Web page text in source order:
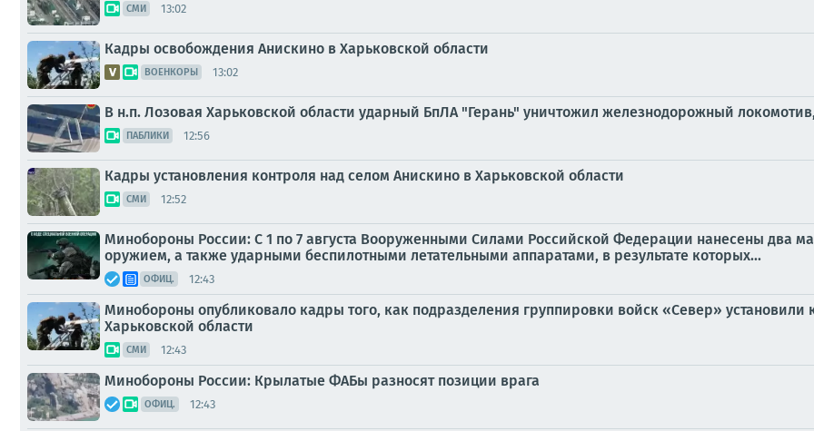
СМИ 13:02
Кадры освобождения Анискино в Харьковской области
ВОЕНКОРЫ 13:02
В н.п. Лозовая Харьковской области ударный БпЛА "Герань" уничтожил железнодорожный
ПАБЛИКИ 12:56
Кадры установления контроля над селом Анискино в Харьковской области
СМИ 12:52
Минобороны России: С 1 по 7 августа Вооруженными Силами Российской Федерации нанесены два
оружием, а также ударными беспилотными летательными аппаратами, в результате которых...
ОФИЦ. 12:43
Минобороны опубликовало кадры того, как подразделения группировки войск «Север» установили
Харьковской области
СМИ 12:43
Минобороны России: Крылатые ФАБы разносят позиции врага
ОФИЦ. 12:43